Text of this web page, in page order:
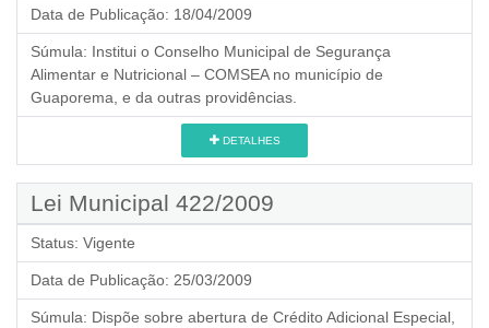
Data de Publicação: 18/04/2009
Súmula: Institui o Conselho Municipal de Segurança
Alimentar e Nutricional – COMSEA no município de
Guaporema, e da outras providências.
DETALHES
Lei Municipal 422/2009
Status: Vigente
Data de Publicação: 25/03/2009
Súmula: Dispõe sobre abertura de Crédito Adicional Especial,